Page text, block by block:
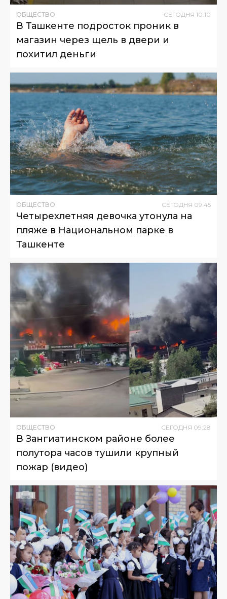
ОБЩЕСТВО СЕГОДНЯ 10:10
В Ташкенте подросток проник в
магазин через щель в двери и
похитил деньги
ОБЩЕСТВО СЕГОДНЯ 09:45
Четырехлетняя девочка утонула на
пляже в Национальном парке в
Ташкенте
ОБЩЕСТВО СЕГОДНЯ 09:28
В Зангиатинском районе более
полутора часов тушили крупный
пожар (видео)